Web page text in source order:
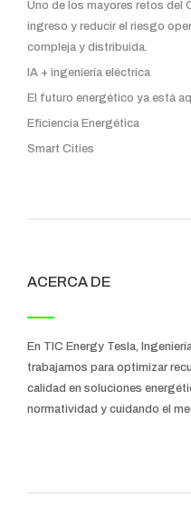
Uno de los mayores retos del
ingreso y reducir el riesgo
compleja y distribuida.
IA + ingeniería eléctrica
El futuro energético ya está
Eficiencia Energética
Smart Cities
ACERCA DE
En TIC Energy Tesla,
trabajamos para optimizar
calidad en soluciones
normatividad y cuidando el